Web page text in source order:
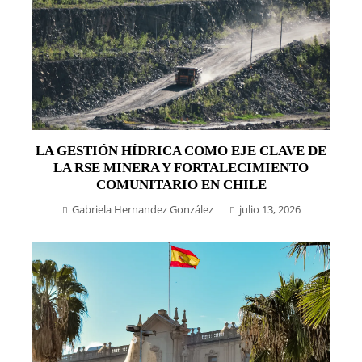
LA GESTIÓN HÍDRICA COMO EJE CLAVE DE
LA RSE MINERA Y FORTALECIMIENTO
COMUNITARIO EN CHILE
Gabriela Hernandez González julio 13, 2026